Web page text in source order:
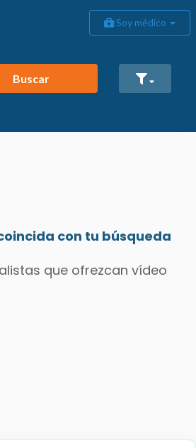
Soy médico
Buscar
con tu búsqueda
que ofrezcan vídeo